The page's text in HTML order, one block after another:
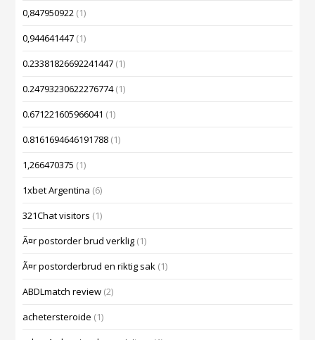
0,847950922 (1)
0,944641447 (1)
0.23381826692241447 (1)
0.24793230622276774(1)
0.671221605966041 (1)
0.8161694646191788 (1)
1,266470375 (1)
1xbet Argentina (6)
321Chat visitors (1)
Ã¤r postorder brud verklig (1)
Ã¤r postorderbrud en riktig sak (1)
ABDLmatch review (2)
achetersteroide (1)